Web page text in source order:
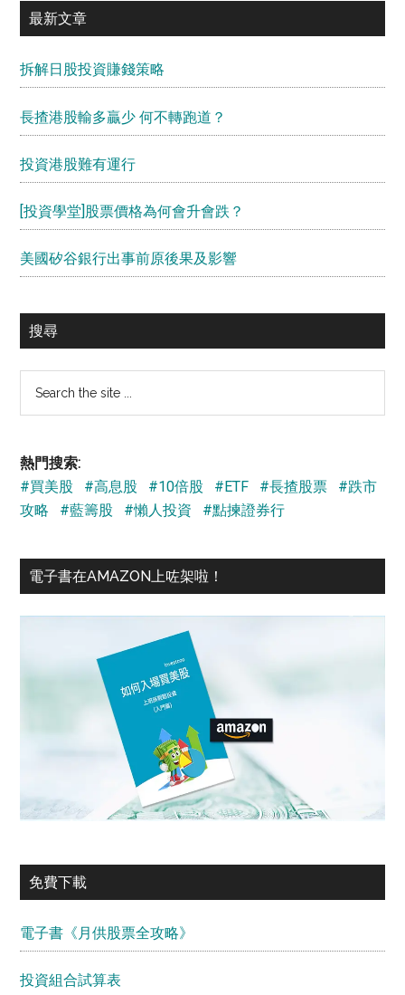
最新文章
拆解日股投資賺錢策略
長揸港股輸多贏少 何不轉跑道？
投資港股難有運行
[投資學堂]股票價格為何會升會跌？
美國矽谷銀行出事前原後果及影響
搜尋
...
熱門搜索:
#買美股
#高息股 #10倍股 #ETF #長揸股票
#跌市
攻略
#藍籌股 #懶人投資 #點揀證券行
電子書在AMAZON上咗架啦！
免費下載
電子書《月供股票全攻略》
投資組合試算表